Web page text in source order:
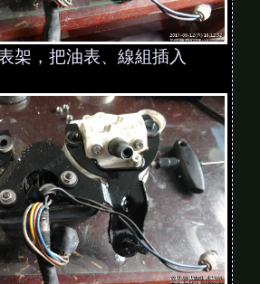
架，把油表、線組插入